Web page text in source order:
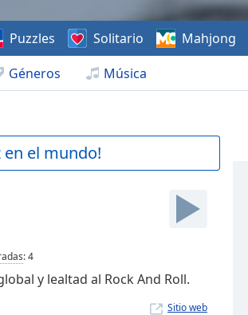
Géneros Música
Puzzles Solitario Mahjong
en el mundo!
:4
y lealtad al Rock And Roll.
Sitio web